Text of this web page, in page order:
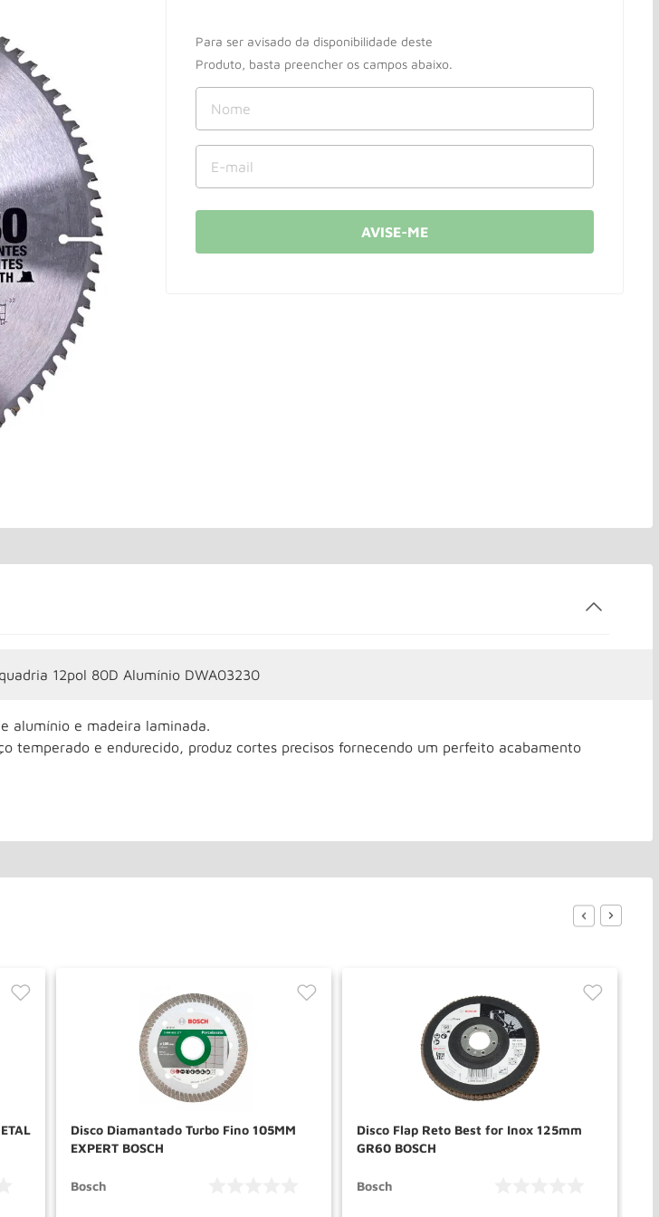
12pol 80D Alumínio DWA03230
alumínio e madeira laminada.
temperado e endurecido, produz cortes precisos fornecendo um perfeito acabamento
Disco Diamantado Turbo Fino 105MM
EXPERT BOSCH
Bosch
Disco Flap Reto Best for Inox 125mm
GR60 BOSCH
Bosch